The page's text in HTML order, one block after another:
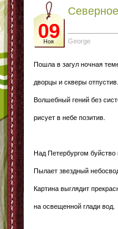
09
Ноя George
Пошла в загул ночная
дворцы и скверы отпустив.
Волшебный гений без
рисует в небе позитив.
Над Петербургом буйство
Пылает звездный
Картина выглядит
на освещенной глади вод.